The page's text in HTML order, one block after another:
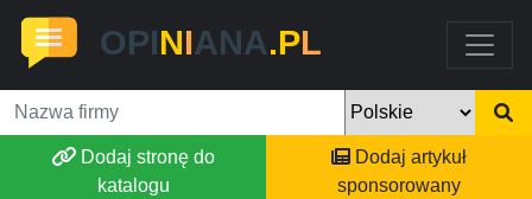
OPINIANA.PL
Dodaj stronę do
katalogu
Dodaj artykuł
sponsorowany